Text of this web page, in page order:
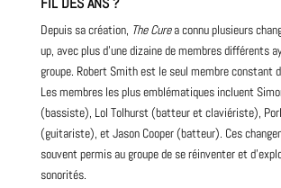
Depuis sa création, The Curea connu plusieurs
up, avec plus d’une dizaine de membres différents
groupe. Robert Smith est le seul membre constant
Les membres les plus emblématiques incluent
(bassiste), Lol Tolhurst (batteur et claviériste),
(guitariste), et Jason Cooper (batteur). Ces
souvent permis au groupe de se réinventer et
sonorités.